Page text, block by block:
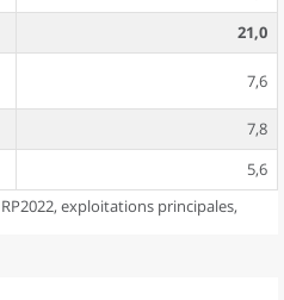
21,0
7,6
7,8
5,6
exploitations principales,